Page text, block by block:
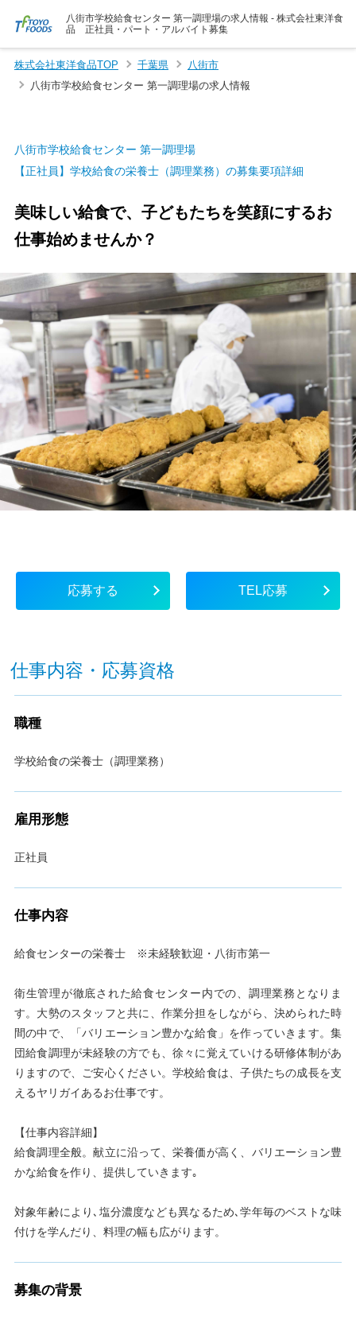
八街市学校給食センター 第一調理場の求人情報 - 株式会社東洋食
品 正社員・パート・アルバイト募集
株式会社東洋食品TOP 千葉県
八街市
八街市学校給食センター 第一調理場の求人情報
八街市学校給食センター 第一調理場
【正社員】学校給食の栄養士（調理業務）の募集要項詳細
美味しい給食で、子どもたちを笑顔にするお
仕事始めませんか？
応募する TEL応募
仕事内容・応募資格
職種
学校給食の栄養士（調理業務）
雇用形態
正社員
仕事内容
給食センターの栄養士 ※未経験歓迎・八街市第一
衛生管理が徹底された給食センター内での、調理業務となりま
す。大勢のスタッフと共に、作業分担をしながら、決められた時
間の中で、「バリエーション豊かな給食」を作っていきます。集
団給食調理が未経験の方でも、徐々に覚えていける研修体制があ
りますので、ご安心ください。学校給食は、子供たちの成長を支
えるヤリガイあるお仕事です。
【仕事内容詳細】
給食調理全般。献立に沿って、栄養価が高く、バリエーション豊
かな給食を作り、提供していきます｡
対象年齢により､塩分濃度なども異なるため､学年毎のベストな味
付けを学んだり、料理の幅も広がります。
募集の背景